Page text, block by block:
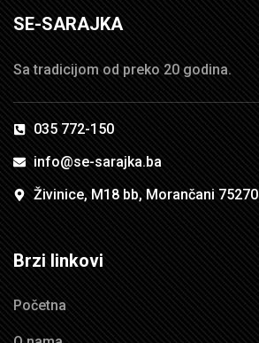
SE-SARAJKA
Sa tradicijom od preko 20 godina.
035 772-150
info@se-sarajka.ba
Živinice, M18 bb, Morančani 75270
Brzi linkovi
Početna